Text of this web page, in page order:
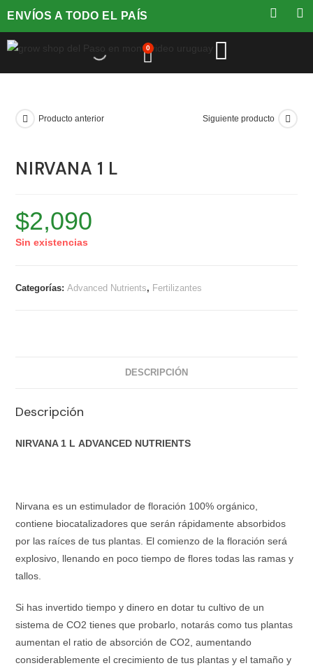
ENVÍOS A TODO EL PAÍS
0
Producto anterior Siguiente producto
NIRVANA 1 L
$2,090
Sin existencias
Categorías:Advanced Nutrients, Fertilizantes
DESCRIPCIÓN
Descripción
NIRVANA 1 L ADVANCED NUTRIENTS
Nirvana es un estimulador de floración 100% orgánico,
contiene biocatalizadores que serán rápidamente absorbidos
por las raíces de tus plantas. El comienzo de la floración será
explosivo, llenando en poco tiempo de flores todas las ramas y
tallos.
Si has invertido tiempo y dinero en dotar tu cultivo de un
sistema de CO2 tienes que probarlo, notarás como tus plantas
aumentan el ratio de absorción de CO2, aumentando
considerablemente el crecimiento de tus plantas y el tamaño y